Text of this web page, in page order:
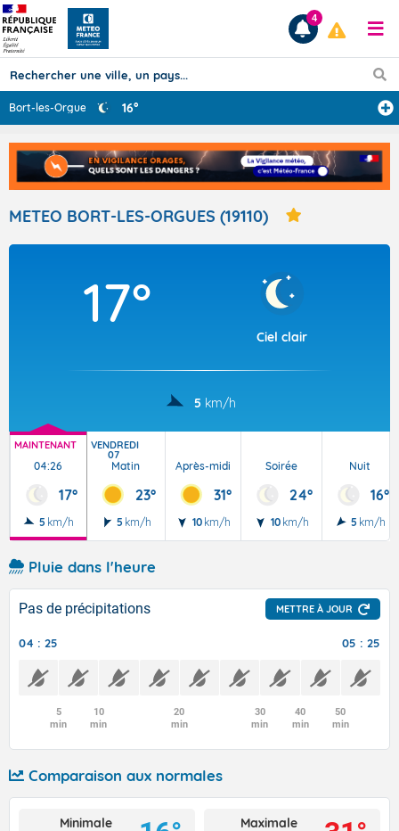
Prévisions
TOUS LES RÉSULTATS
Articles
4
Bort-les-Orgues ... 16°
METEO BORT-LES-ORGUES (19110)
17°
Ciel clair
5 km/h
MAINTENANT
04:26
17°
5 km/h
VENDREDI
07
Matin
23°
5 km/h
Après-midi
31°
10 km/h
Soirée
24°
10 km/h
Nuit
16°
5 km/h
Pluie dans l'heure
Pas de précipitations METTRE À JOUR
04 : 25 05 : 25
5
min
10
min
20
min
30
min
40
min
50
min
Comparaison aux normales
Minimale
Maximale